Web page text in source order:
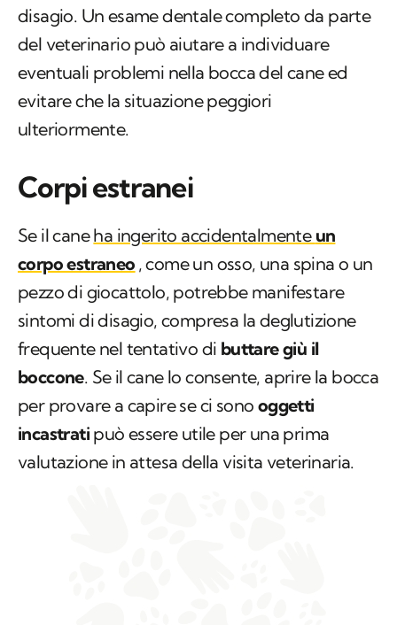
disagio. Un esame dentale completo da parte
del veterinario può aiutare a individuare
eventuali problemi nella bocca del cane ed
evitare che la situazione peggiori
ulteriormente.
Corpi estranei
Se il caneha ingerito accidentalmente un
corpo estraneo , come un osso, una spina o un
pezzo di giocattolo, potrebbe manifestare
sintomi di disagio, compresa la deglutizione
frequente nel tentativo di buttare giù il
boccone. Se il cane lo consente, aprire la bocca
per provare a capire se ci sono oggetti
incastrati può essere utile per una prima
valutazione in attesa della visita veterinaria.